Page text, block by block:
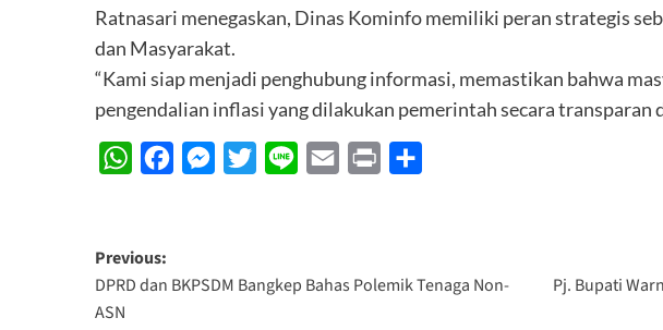
Ratnasari menegaskan, Dinas Kominfo memiliki peran strategis
dan Masyarakat.
“Kami siap menjadi penghubung informasi, memastikan bahwa
pengendalian inflasi yang dilakukan pemerintah secara transparan
WhatsAppFacebookMessenger
Twitter Line Email Print
Post
navigation
Previous:
DPRD dan BKPSDM Bangkep Bahas Polemik Tenaga Non-
ASN
Pj. Bupati